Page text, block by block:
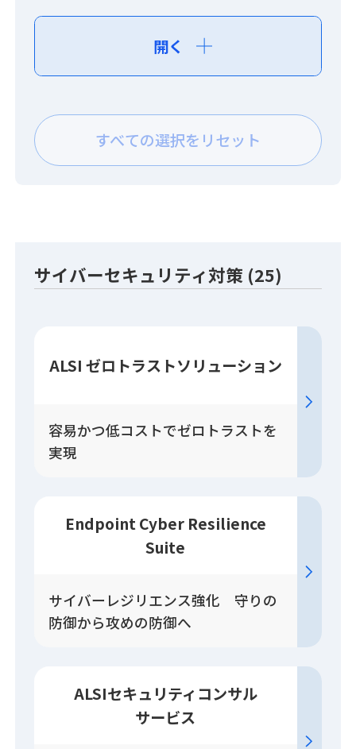
開く
すべての選択をリセット
サイバーセキュリティ対策 (25)
ALSI ゼロトラストソリューション
容易かつ低コストでゼロトラストを
実現
Endpoint Cyber Resilience
Suite
サイバーレジリエンス強化 守りの
防御から攻めの防御へ
ALSIセキュリティコンサル
サービス